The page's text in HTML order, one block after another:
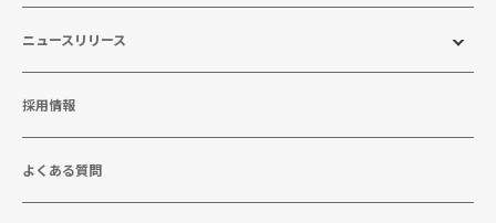
ニュースリリース
採用情報
よくある質問